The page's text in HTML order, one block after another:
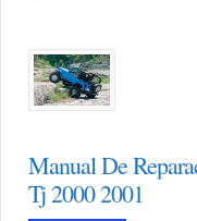
Manual De
Tj 2000 2001